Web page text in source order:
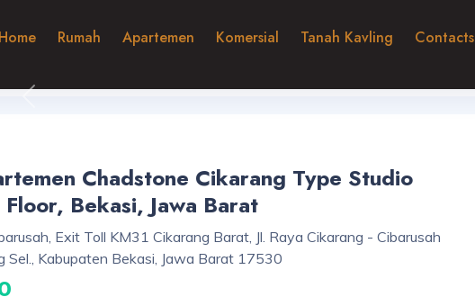
Home Rumah Apartemen Komersial Tanah Kavling Contacts
Chadstone Cikarang Type Studio
Bekasi, Jawa Barat
Exit Toll KM31 Cikarang Barat, Jl. Raya Cikarang - Cibarusah
Sel., Kabupaten Bekasi, Jawa Barat 17530